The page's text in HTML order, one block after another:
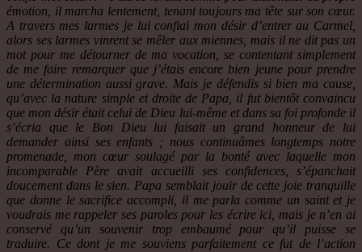
émotion, il marcha lentement, tenant toujours ma tête sur son cœur.
A travers mes larmes je lui confiai mon désir d’entrer au Carmel,
alors ses larmes vinrent se mêler aux miennes, mais il ne dit pas un
mot pour me détourner de ma vocation, se contentant simplement
de me faire remarquer que j’étais encore bien jeune pour prendre
une détermination aussi grave. Mais je défendis si bien ma cause,
qu’avec la nature simple et droite de Papa, il fut bientôt convaincu
que mon désir était celui de Dieu lui-même et dans sa foi profonde il
s’écria que le Bon Dieu lui faisait un grand honneur de lui
demander ainsi ses enfants ; nous continuâmes longtemps notre
promenade, mon cœur soulagé par la bonté avec laquelle mon
incomparable Père avait accueilli ses confidences, s’épanchait
doucement dans le sien. Papa semblait jouir de cette joie tranquille
que donne le sacrifice accompli, il me parla comme un saint et je
voudrais me rappeler ses paroles pour les écrire ici, mais je n’en ai
conservé qu’un souvenir trop embaumé pour qu’il puisse se
traduire. Ce dont je me souviens parfaitement ce fut de l’action